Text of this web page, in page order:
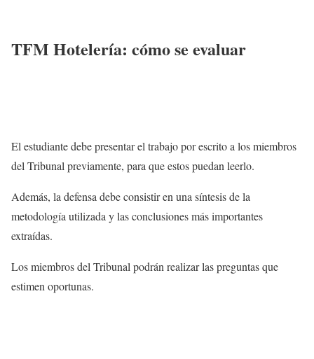
TFM Hotelería: cómo se evaluar
El estudiante debe presentar el trabajo por escrito a los miembros
del Tribunal previamente, para que estos puedan leerlo.
Además, la defensa debe consistir en una síntesis de la
metodología utilizada y las conclusiones más importantes
extraídas.
Los miembros del Tribunal podrán realizar las preguntas que
estimen oportunas.